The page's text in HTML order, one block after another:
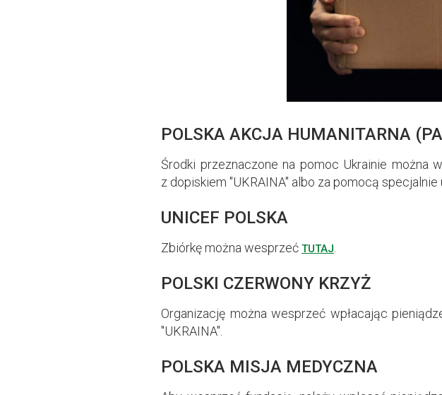
POLSKA AKCJA HUMANITARNA
Środki przeznaczone na pomoc Ukrainie można
z dopiskiem "UKRAINA" albo za pomocą
UNICEF POLSKA
Zbiórkę można wesprzeć TUTAJ
POLSKI CZERWONY KRZYŻ
Organizację można wesprzeć wpłacając
"UKRAINA".
POLSKA MISJA MEDYCZNA